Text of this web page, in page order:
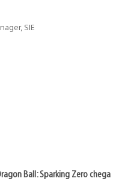
SIE
Ball: Sparking Zero chega